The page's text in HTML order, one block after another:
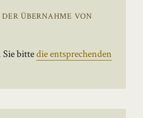
ÜBERNAHME VON
Sie bittedie entsprechenden